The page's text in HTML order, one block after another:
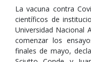
La vacuna contra
científicos de
Universidad Nacional
comenzar los
finales de mayo,